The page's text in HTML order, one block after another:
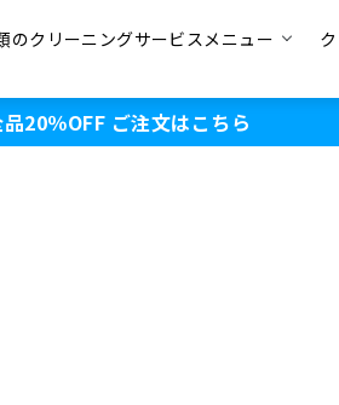
のクリーニングサービスメニュー
20％OFF ご注文はこちら